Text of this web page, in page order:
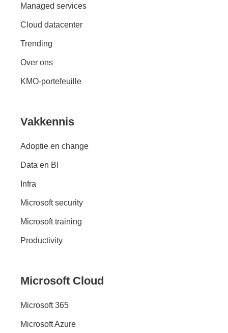
Managed services
Cloud datacenter
Trending
Over ons
KMO-portefeuille
Vakkennis
Adoptie en change
Data en BI
Infra
Microsoft security
Microsoft training
Productivity
Microsoft Cloud
Microsoft 365
Microsoft Azure